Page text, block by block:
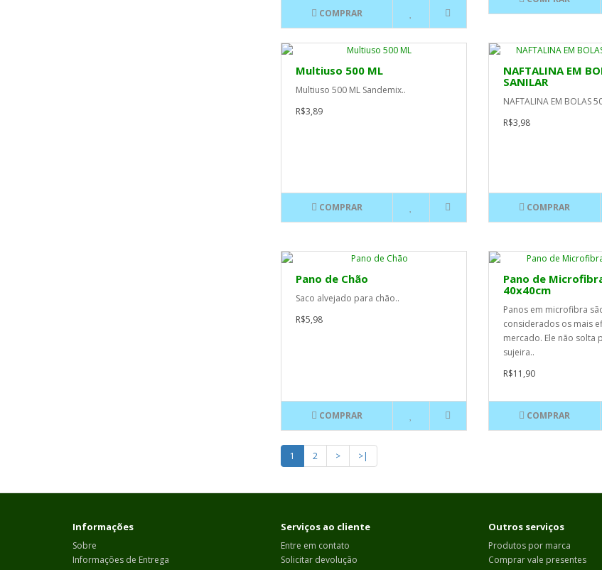
COMPRAR
Multiuso 500 ML
Multiuso 500 ML Sandemix..
R$3,89
COMPRAR
NAFTALINA EM
SANILAR
NAFTALINA EM BOLAS
R$3,98
COMPRAR
Pano de Chão
Saco alvejado para chão..
R$5,98
COMPRAR
Pano de
40x40cm
Panos em microfibra
considerados os mais
mercado. Ele não solta
sujeira..
R$11,90
COMPRAR
1 2 > >|
Informações
Sobre
Informações de Entrega
Serviços ao cliente
Entre em contato
Solicitar devolução
Outros serviços
Produtos por marca
Comprar vale presentes